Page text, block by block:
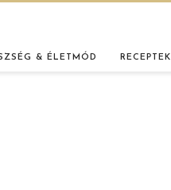
& ÉLETMÓD RECEPTEK